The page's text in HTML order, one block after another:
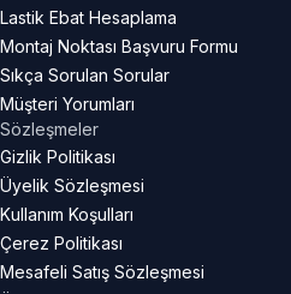
Lastik Ebat Hesaplama
Montaj Noktası Başvuru Formu
Sıkça Sorulan Sorular
Müşteri Yorumları
Sözleşmeler
Gizlik Politikası
Üyelik Sözleşmesi
Kullanım Koşulları
Çerez Politikası
Mesafeli Satış Sözleşmesi